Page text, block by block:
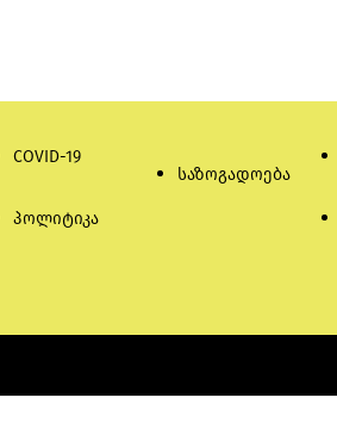
COVID-19
პოლიტიკა
საზოგადოება